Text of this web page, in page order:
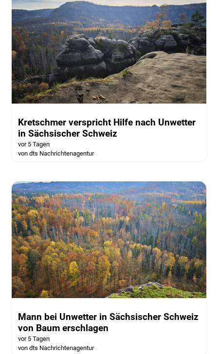
Kretschmer verspricht Hilfe nach Unwetter
in Sächsischer Schweiz
vor 5 Tagen
von dts Nachrichtenagentur
Mann bei Unwetter in Sächsischer Schweiz
von Baum erschlagen
vor 5 Tagen
von dts Nachrichtenagentur